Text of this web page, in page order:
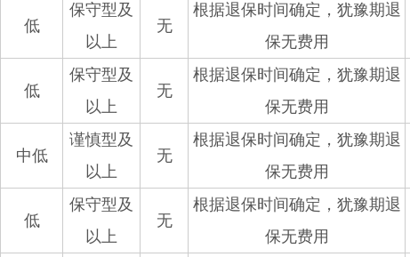
低
保守型及
以上
无
根据退保时间确定，犹豫期退
保无费用
低
保守型及
以上
无
根据退保时间确定，犹豫期退
保无费用
中低
谨慎型及
以上
无
根据退保时间确定，犹豫期退
保无费用
低
保守型及
以上
无
根据退保时间确定，犹豫期退
保无费用